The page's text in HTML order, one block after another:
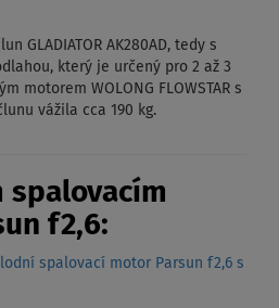
GLADIATOR AK280AD, tedy s
který je určený pro 2 až 3
motorem WOLONG FLOWSTAR s
vážila cca 190 kg.
spalovacím
f2,6:
lodní spalovací motor Parsun f2,6 s